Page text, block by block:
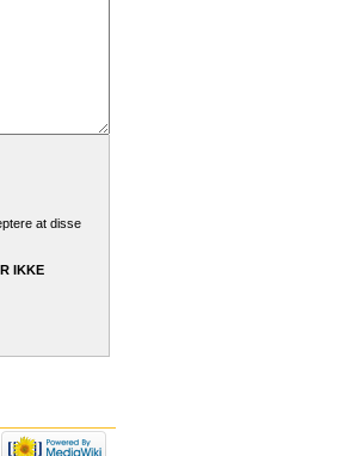
at disse
IKKE